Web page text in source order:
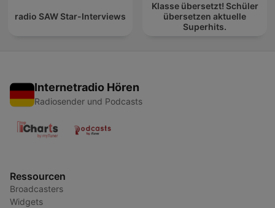
radio SAW Star-Interviews
Klasse übersetzt! Schüler
übersetzen aktuelle
Superhits.
Internetradio Hören
Radiosender und Podcasts
Ressourcen
Broadcasters
Widgets